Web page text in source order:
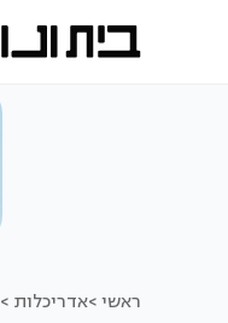
ראשי >אדריכלות >